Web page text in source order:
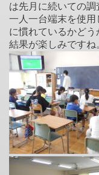
は先月に続いての調
一人一台端末を使
に慣れているかどう
結果が楽しみですね